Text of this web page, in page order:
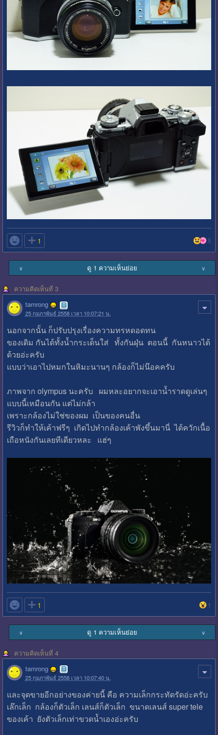
 1 5
∨ ดู 1 ความเห็นย่อย ∨
ความคิดเห็นที่ 3
tamrong
25 กุมภาพันธ์ 2558 เวลา 10:07:21 น.
นอกจากนั้น ก็ปรับปรุงเรื่องความทรหดอดทน
ของเดิม กันได้ทั้งน้ำกระเด็นใส่ ทั้งกันฝุ่น ตอนนี้ กันหนาวได้
ด้วยอ่ะครับ
แบบว่าเอาไปหมกในหิมะนานๆ กล้องก็ไม่น๊อคครับ
ภาพจาก olympus นะครับ ผมหละอยากจะเอาน้ำราดดูเล่นๆ
แบบนี้เหมือนกัน แต่ไม่กล้า
เพราะกล้องไม่ใช่ของผม เป็นของคนอื่น
รีวิวก็ทำให้เค้าฟรีๆ เกิดไปทำกล้องเค้าพังขึ้นมานี่ ได้ควักเนื้อ
เถือหนังกันเลยทีเดียวหละ แฮ่ๆ
 1 1
∨ ดู 1 ความเห็นย่อย ∨
ความคิดเห็นที่ 4
tamrong
25 กุมภาพันธ์ 2558 เวลา 10:07:40 น.
และจุดขายอีกอย่างของค่ายนี้ คือ ความเล็กกระทัดรัดอ่ะครับ
เล๊กเล็ก กล้องก็ตัวเล็ก เลนส์ก็ตัวเล็ก ขนาดเลนส์ super tele
ของเค้า ยังตัวเล็กเท่าขวดน้ำเองอ่ะครับ